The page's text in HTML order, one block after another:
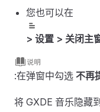
您也可以在
> 设置 > 关闭主
:在弹窗中勾选 不再
将 GXDE 音乐隐藏